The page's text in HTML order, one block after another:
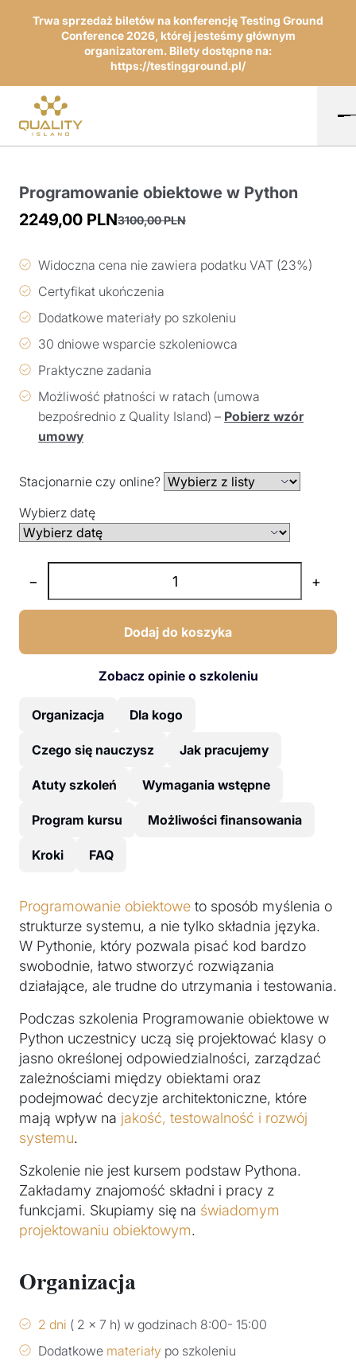
Trwa sprzedaż biletów na konferencję Testing Ground
Conference 2026, której jesteśmy głównym
organizatorem. Bilety dostępne na:
https://testingground.pl/
Programowanie obiektowe w Python
3100,00PLN
cena
3100,00 PLN.
2249,00 PLN
cena
2249,00 PLN.
Widoczna cena nie zawiera podatku VAT (23%)
Certyfikat ukończenia
Dodatkowe materiały po szkoleniu
30 dniowe wsparcie szkoleniowca
Praktyczne zadania
Możliwość płatności w ratach (umowa
bezpośrednio z Quality Island) – Pobierz wzór
umowy
Stacjonarnie czy online?
Wybierz datę
− +
Dodaj do koszyka
Zobacz opinie o szkoleniu
Organizacja Dla kogo
Czego się nauczysz Jak pracujemy
Atuty szkoleń Wymagania wstępne
Program kursu Możliwości finansowania
Kroki FAQ
Programowanie obiektowe to sposób myślenia o
strukturze systemu, a nie tylko składnia języka.
W Pythonie, który pozwala pisać kod bardzo
swobodnie, łatwo stworzyć rozwiązania
działające, ale trudne do utrzymania i testowania.
Podczas szkolenia Programowanie obiektowe w
Python uczestnicy uczą się projektować klasy o
jasno określonej odpowiedzialności, zarządzać
zależnościami między obiektami oraz
podejmować decyzje architektoniczne, które
mają wpływ na jakość, testowalność i rozwój
systemu.
Szkolenie nie jest kursem podstaw Pythona.
Zakładamy znajomość składni i pracy z
funkcjami. Skupiamy się na świadomym
projektowaniu obiektowym.
Organizacja
2 dni ( 2 x 7 h) w godzinach 8:00- 15:00
Dodatkowe materiały po szkoleniu